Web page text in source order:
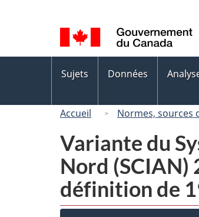
de
la
langue
des
Sujets Données
Accueil Normes, sources
Variante du
Nord
définition de